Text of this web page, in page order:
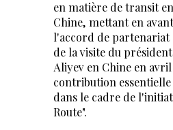
en matière de transit
Chine, mettant en
l'accord de partenariat
de la visite du
Aliyev en Chine en
contribution
dans le cadre de
Route".